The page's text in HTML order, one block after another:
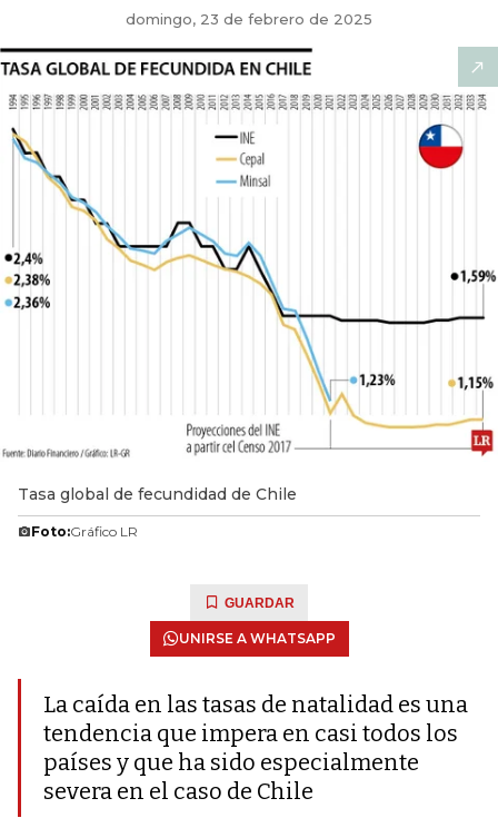
domingo, 23 de febrero de 2025
Tasa global de fecundidad de Chile
Foto:Gráfico LR
GUARDAR
UNIRSE A WHATSAPP
La caída en las tasas de natalidad es una
tendencia que impera en casi todos los
países y que ha sido especialmente
severa en el caso de Chile